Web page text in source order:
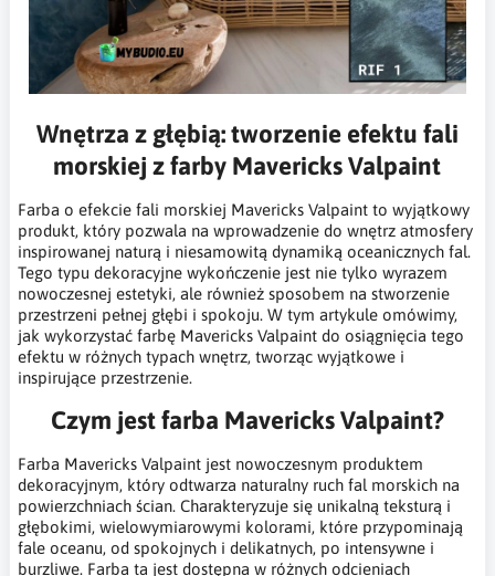
Wnętrza z głębią: tworzenie efektu fali
morskiej z farby Mavericks Valpaint
Farba o efekcie fali morskiej Mavericks Valpaint to wyjątkowy
produkt, który pozwala na wprowadzenie do wnętrz atmosfery
inspirowanej naturą i niesamowitą dynamiką oceanicznych fal.
Tego typu dekoracyjne wykończenie jest nie tylko wyrazem
nowoczesnej estetyki, ale również sposobem na stworzenie
przestrzeni pełnej głębi i spokoju. W tym artykule omówimy,
jak wykorzystać farbę Mavericks Valpaint do osiągnięcia tego
efektu w różnych typach wnętrz, tworząc wyjątkowe i
inspirujące przestrzenie.
Czym jest farba Mavericks Valpaint?
Farba Mavericks Valpaint jest nowoczesnym produktem
dekoracyjnym, który odtwarza naturalny ruch fal morskich na
powierzchniach ścian. Charakteryzuje się unikalną teksturą i
głębokimi, wielowymiarowymi kolorami, które przypominają
fale oceanu, od spokojnych i delikatnych, po intensywne i
burzliwe. Farba ta jest dostępna w różnych odcieniach